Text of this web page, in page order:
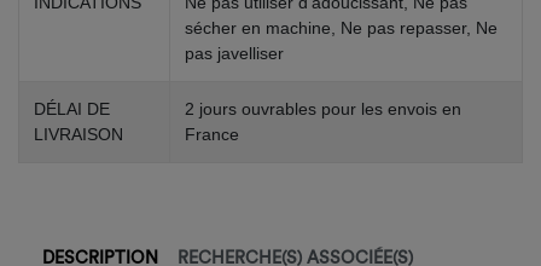
Vous devez être connecté pour ajouter des produits à
sécher en machine, Ne pas repasser, Ne
pas javelliser
DÉLAI DE
LIVRAISON
2 jours ouvrables pour les envois en
France
DESCRIPTION RECHERCHE(S) ASSOCIÉE(S)